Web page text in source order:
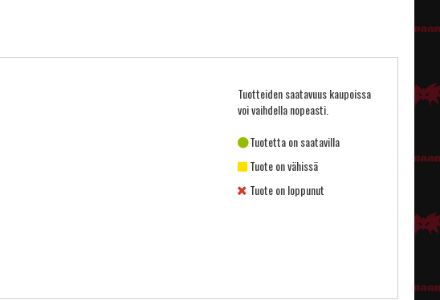
Tuotteiden saatavuus kaupoissa
voi vaihdella nopeasti.
Tuotetta on saatavilla
Tuote on vähissä
Tuote on loppunut